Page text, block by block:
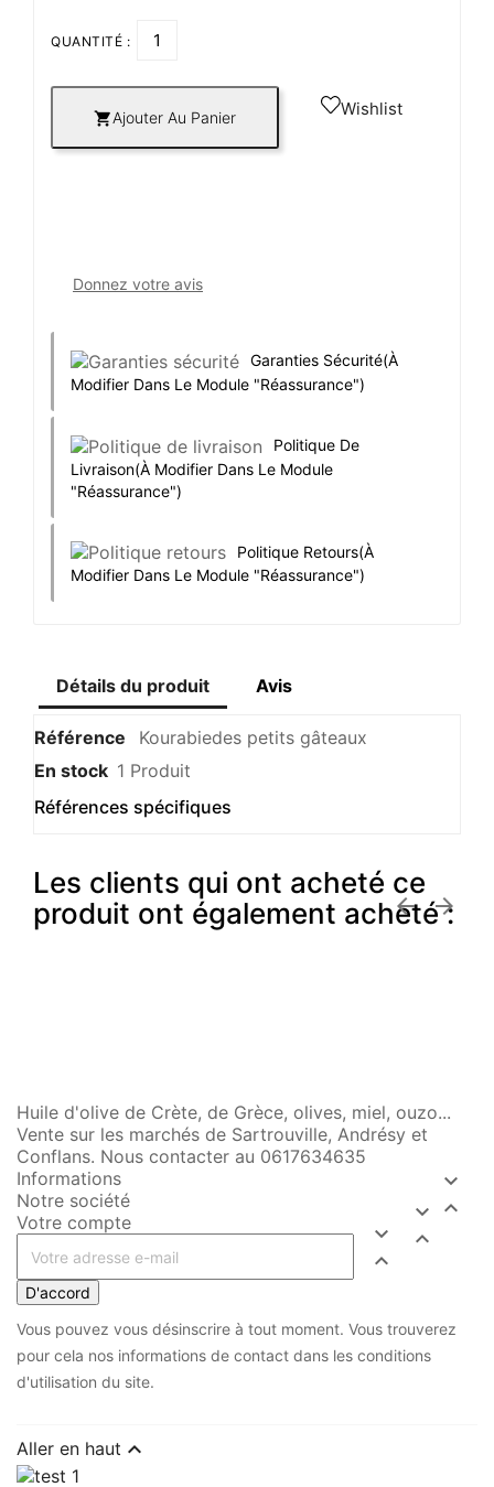
QUANTITÉ :
Ajouter Au Panier Wishlist
Donnez votre avis
Garanties Sécurité(à
Modifier Dans Le Module "Réassurance")
Politique De
Livraison(à Modifier Dans Le Module
"Réassurance")
Politique Retours(à
Modifier Dans Le Module "Réassurance")
Détails du produit Avis
Référence
Kourabiedes petits gâteaux
En stock 1 Produit
Références spécifiques
Les clients qui ont acheté ce
produit ont également acheté :
 
Huile d'olive de Crète, de Grèce, olives, miel, ouzo...
Vente sur les marchés de Sartrouville, Andrésy et
Conflans. Nous contacter au 0617634635
Informations


Notre société


Votre compte


D'accord
Vous pouvez vous désinscrire à tout moment. Vous trouverez
pour cela nos informations de contact dans les conditions
d'utilisation du site.
Aller en haut 